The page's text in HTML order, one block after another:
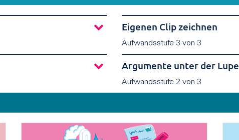
Eigenen Clip zeichnen
Aufwandsstufe 3 von 3
Argumente unter der Lupe
Aufwandsstufe 2 von 3